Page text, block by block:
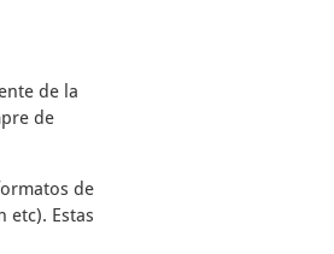
de la
de
de
etc). Estas